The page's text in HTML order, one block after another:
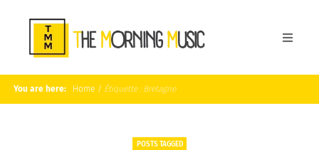
You are here: Home / Étiquette : Bretagne
POSTS TAGGED